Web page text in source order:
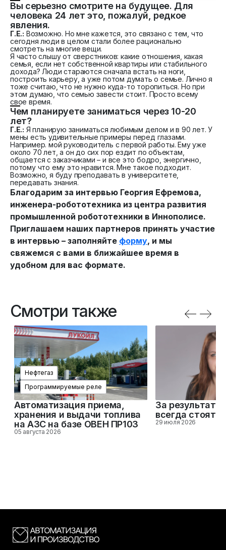
Вы серьезно смотрите на будущее. Для
человека 24 лет это, пожалуй, редкое
явления.
Г.Е.: Возможно. Но мне кажется, это связано с тем, что
сегодня люди в целом стали более рационально
смотреть на многие вещи.
Я часто слышу от сверстников: какие отношения, какая
семья, если нет собственной квартиры или стабильного
дохода? Люди стараются сначала встать на ноги,
построить карьеру, а уже потом думать о семье. Лично я
тоже считаю, что не нужно куда-то торопиться. Но при
этом думаю, что семью завести стоит. Просто всему
свое время.
Чем планируете заниматься через 10-20
лет?
Г.Е.: Я планирую заниматься любимым делом и в 90 лет. У
мены есть удивительные примеры перед глазами.
Например. мой руководитель с первой работы. Ему уже
около 70 лет, а он до сих пор ездит по объектам,
общается с заказчиками – и все это бодро, энергично,
потому что ему это нравится. Мне такое подходит.
Возможно, я буду преподавать в университете,
передавать знания.
Благодарим за интервью Георгия Ефремова,
инженера-робототехника из центра развития
промышленной робототехники в Иннополисе.
Приглашаем наших партнеров принять участие
в интервью – заполняйте форму, и мы
свяжемся с вами в ближайшее время в
удобном для вас формате.
Смотри также
Нефтегаз
Программируемые реле
Автоматизация приема,
хранения и выдачи топлива
на АЗС на базе ОВЕН ПР103
05 августа 2026
За
всегда стоят
29 июля 2026